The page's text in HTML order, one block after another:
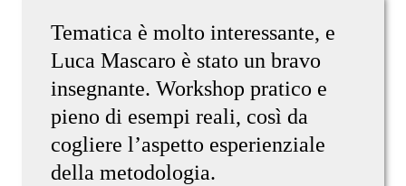
Tematica è molto interessante, e
Luca Mascaro è stato un bravo
insegnante. Workshop pratico e
pieno di esempi reali, così da
cogliere l’aspetto esperienziale
della metodologia.